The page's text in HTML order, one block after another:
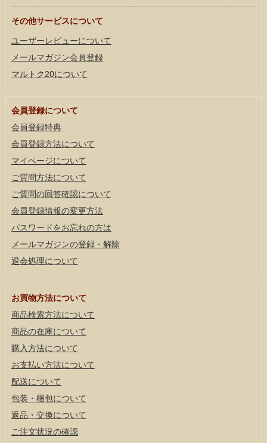
その他サービスについて
ユーザーレビューについて
メールマガジン会員登録
マルトク20について
会員登録について
会員登録特典
会員登録方法について
マイページについて
ご質問方法について
ご質問の回答確認について
会員登録情報の変更方法
パスワードをお忘れの方は
メールマガジンの登録・解除
退会処理について
お買物方法について
商品検索方法について
商品の在庫について
購入方法について
お支払い方法について
配送について
包装・梱包について
返品・交換について
ご注文状況の確認